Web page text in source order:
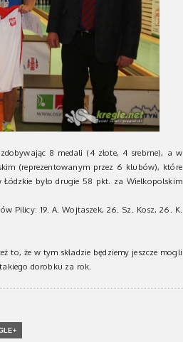
8 medali (4 złote, 4 srebrne), a w
(reprezentowanym przez 6 klubów), które
było drugie 58 pkt. za Wielkopolskim
Pilicy: 19. A. Wojtaszek, 26. Sz. Kosz, 26. K.
to, że w tym składzie będziemy jeszcze mogli
dorobku za rok.